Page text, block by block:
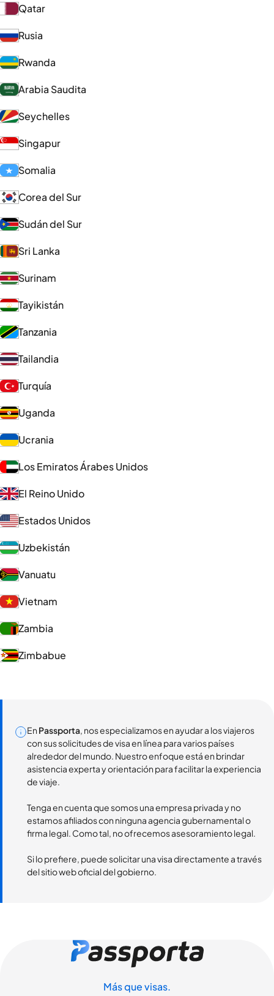
Qatar
Rusia
Rwanda
Arabia Saudita
Seychelles
Singapur
Somalia
Corea del Sur
Sudán del Sur
Sri Lanka
Surinam
Tayikistán
Tanzania
Tailandia
Turquía
Uganda
Ucrania
Los Emiratos Árabes Unidos
El Reino Unido
Estados Unidos
Uzbekistán
Vanuatu
Vietnam
Zambia
Zimbabue
En Passporta, nos especializamos en ayudar a los viajeros
con sus solicitudes de visa en línea para varios países
alrededor del mundo. Nuestro enfoque está en brindar
asistencia experta y orientación para facilitar la experiencia
de viaje.
Tenga en cuenta que somos una empresa privada y no
estamos afiliados con ninguna agencia gubernamental o
firma legal. Como tal, no ofrecemos asesoramiento legal.
Si lo prefiere, puede solicitar una visa directamente a través
del sitio web oficial del gobierno.
Más que visas.